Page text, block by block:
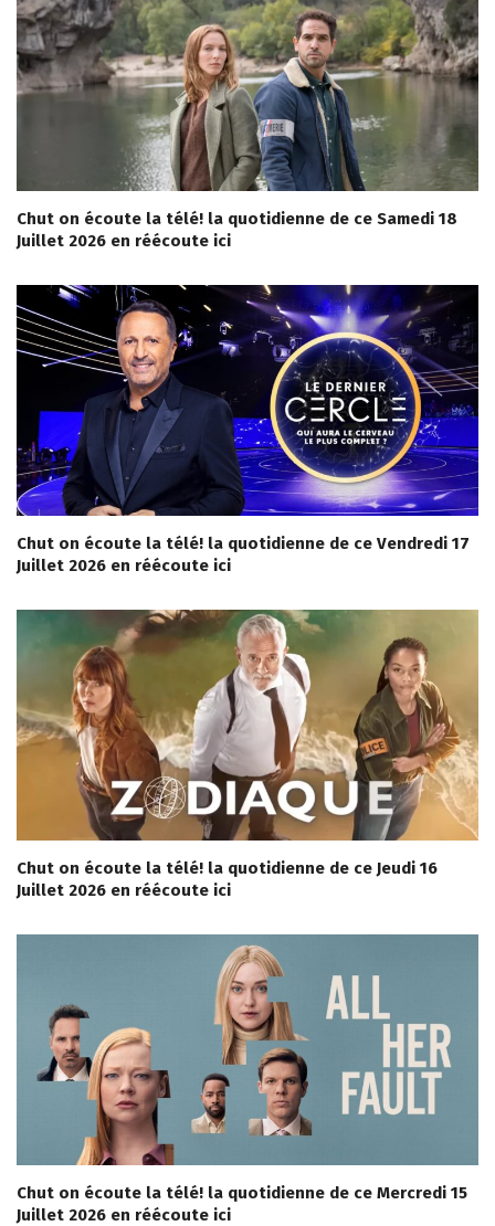
Chut on écoute la télé! la quotidienne de ce Samedi 18
Juillet 2026 en réécoute ici
Chut on écoute la télé! la quotidienne de ce Vendredi 17
Juillet 2026 en réécoute ici
Chut on écoute la télé! la quotidienne de ce Jeudi 16
Juillet 2026 en réécoute ici
Chut on écoute la télé! la quotidienne de ce Mercredi 15
Juillet 2026 en réécoute ici